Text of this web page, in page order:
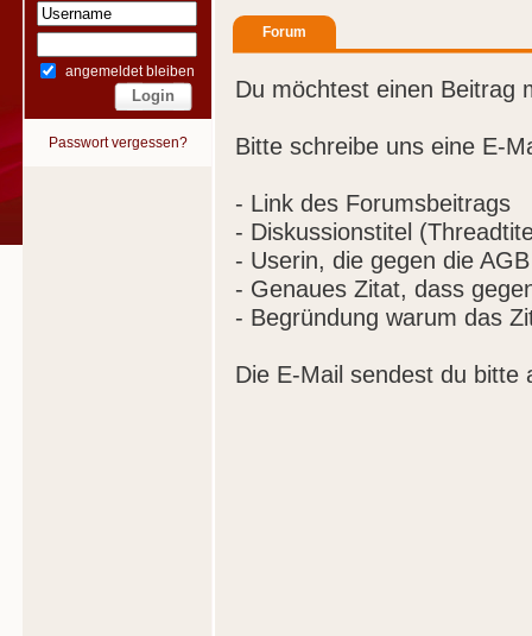
angemeldet bleiben
Passwort vergessen?
Forum
Du möchtest einen Beitrag
Bitte schreibe uns eine E-
- Link des Forumsbeitrags
- Diskussionstitel
- Userin, die gegen die
- Genaues Zitat, dass
- Begründung warum das
Die E-Mail sendest du bitte